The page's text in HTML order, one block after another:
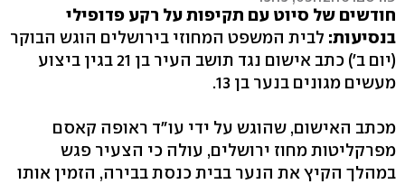
חודשים של סיוט עם תקיפות על רקע פדופילי
בנסיעות: לבית המשפט המחוזי בירושלים הוגש הבוקר
(יום ב') כתב אישום נגד תושב העיר בן 21 בגין ביצוע
מעשים מגונים בנער בן 13.
מכתב האישום, שהוגש על ידי עו"ד ראופה קאסם
מפרקליטות מחוז ירושלים, עולה כי הצעיר פגש
במהלך הקיץ את הנער בבית כנסת בבירה, הזמין אותו